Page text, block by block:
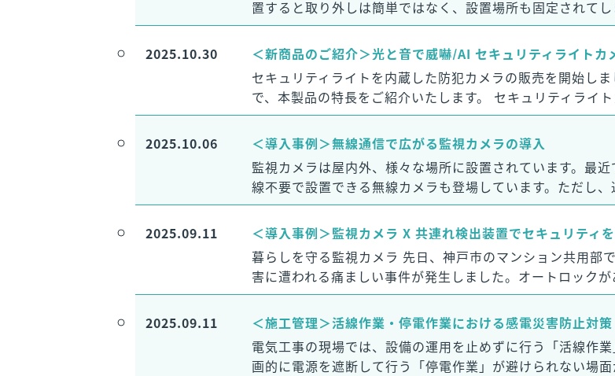
置すると取り外しは簡単ではなく、設置場所も固定されて
2025.10.30
＜新商品のご紹介＞光と音で威嚇/AI セキュリティライトカ
セキュリティライトを内蔵した防犯カメラの販売を開始しま
で、本製品の特長をご紹介いたします。 セキュリティライ
2025.10.06
＜導入事例＞無線通信で広がる監視カメラの導入
監視カメラは屋内外、様々な場所に設置されています。最
線不要で設置できる無線カメラも登場しています。ただし
2025.09.11
＜導入事例＞監視カメラ X 共連れ検出装置でセキュリティ
暮らしを守る監視カメラ 先日、神戸市のマンション共用部
害に遭われる痛ましい事件が発生しました。オートロック
2025.09.11
＜施工管理＞活線作業・停電作業における感電災害防止対策
電気工事の現場では、設備の運用を止めずに行う「活線作
画的に電源を遮断して行う「停電作業」が避けられない場